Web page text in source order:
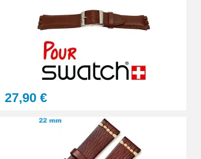
Ajouter au panier
Ajouter au panier
27,90 €